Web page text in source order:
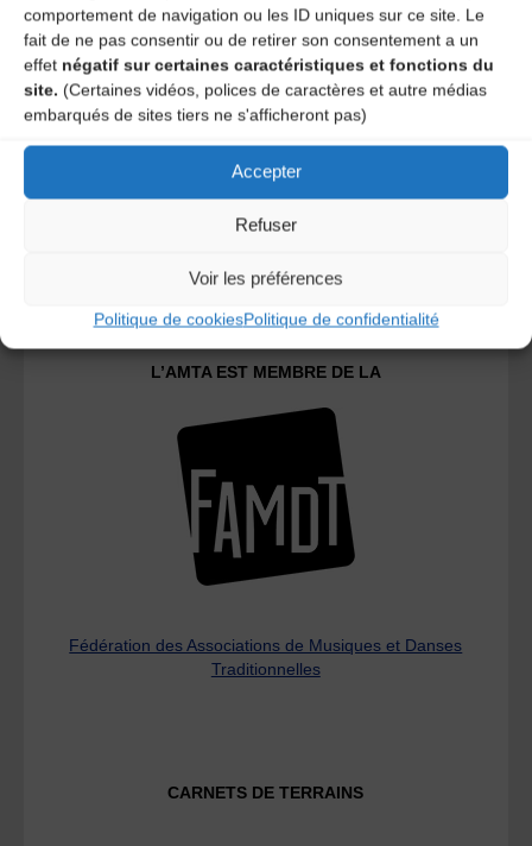
comportement de navigation ou les ID uniques sur ce site. Le
fait de ne pas consentir ou de retirer son consentement a un
effet négatif sur certaines caractéristiques et fonctions du
site. (Certaines vidéos, polices de caractères et autre médias
embarqués de sites tiers ne s'afficheront pas)
Accepter
Refuser
Voir les préférences
Politique de cookiesPolitique de confidentialité
L’AMTA EST MEMBRE DE LA
Fédération des Associations de Musiques et Danses
Traditionnelles
CARNETS DE TERRAINS